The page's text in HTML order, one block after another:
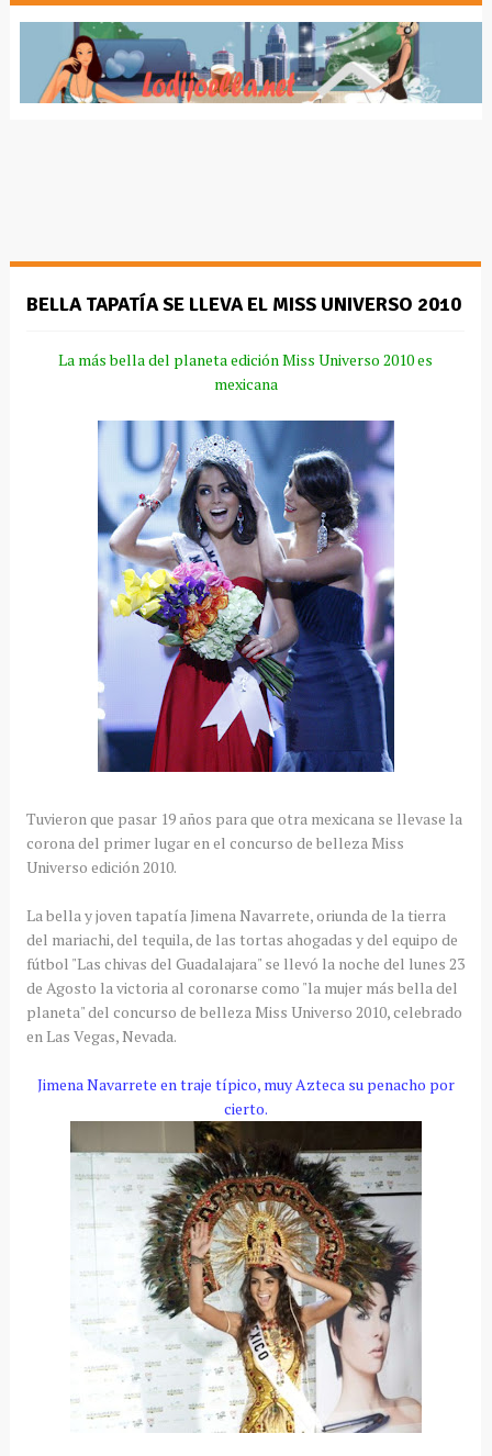
BELLA TAPATÍA SE LLEVA EL MISS UNIVERSO 2010
La más bella del planeta ediciónMiss Universo 2010 es
mexicana
Tuvieron que pasar 19 años para que otra mexicana se llevase la
corona del primer lugar en el concurso de belleza Miss
Universo edición 2010.
La bella y joven tapatía Jimena Navarrete, oriunda de la tierra
del mariachi, del tequila, de las tortas ahogadas y del equipo de
fútbol "Las chivas del Guadalajara" se llevó la noche del lunes 23
de Agosto la victoria al coronarse como "la mujer más bella del
planeta" del concurso de belleza Miss Universo 2010, celebrado
en Las Vegas, Nevada.
Jimena Navarrete en traje típico, muy Azteca su penacho por
cierto.